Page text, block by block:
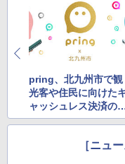
pring、北九州市で観
光客や住民に向けた
ャッシュレス決済の
証実験を開始
［ニュ